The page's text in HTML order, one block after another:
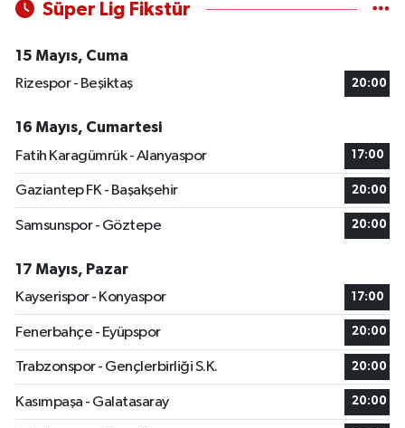
Süper Lig Fikstür
15 Mayıs, Cuma
Rizespor - Beşiktaş
20:00
16 Mayıs, Cumartesi
Fatih Karagümrük - Alanyaspor
17:00
Gaziantep FK - Başakşehir 20:00
Samsunspor - Göztepe 20:00
17 Mayıs, Pazar
Kayserispor - Konyaspor
17:00
Fenerbahçe - Eyüpspor 20:00
Trabzonspor - Gençlerbirliği S.K. 20:00
Kasımpaşa - Galatasaray 20:00